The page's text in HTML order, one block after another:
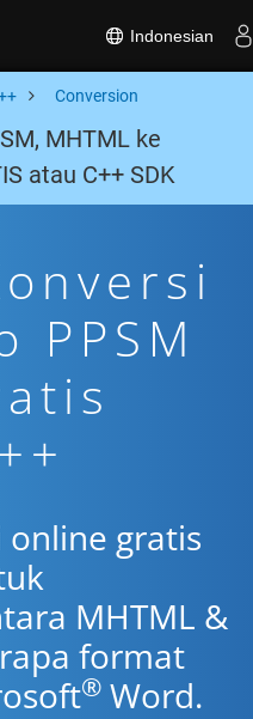
Indonesian
Conversion
MHTML ke
atau C++ SDK
PPSM
online gratis
MHTML &
format
® Word.